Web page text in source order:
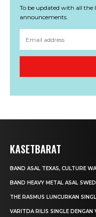
To be updated with all the
announcements.
KASETBARAT
BAND ASAL TEXAS, CULTURE
BAND HEAVY METAL ASAL
THE RASMUS LUNCURKAN
VARITDA RILIS SINGLE